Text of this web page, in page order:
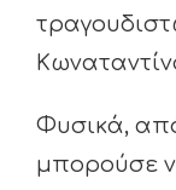
Φυσικά,
μπορούσε